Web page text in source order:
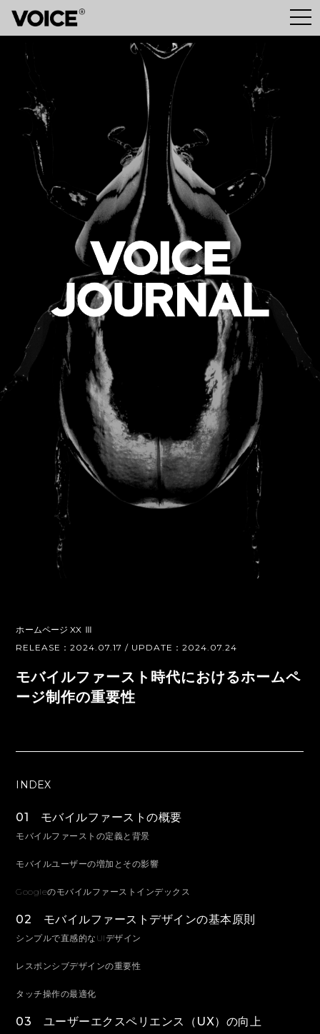
ホームページ XX Ⅲ
RELEASE：2024.07.17 / UPDATE：2024.07.24
モバイルファースト時代におけるホームペ
ージ制作の重要性
INDEX
01 モバイルファーストの概要
モバイルファーストの定義と背景
モバイルユーザーの増加とその影響
Googleのモバイルファーストインデックス
02 モバイルファーストデザインの基本原則
シンプルで直感的なUIデザイン
レスポンシブデザインの重要性
タッチ操作の最適化
03 ユーザーエクスペリエンス（UX）の向上